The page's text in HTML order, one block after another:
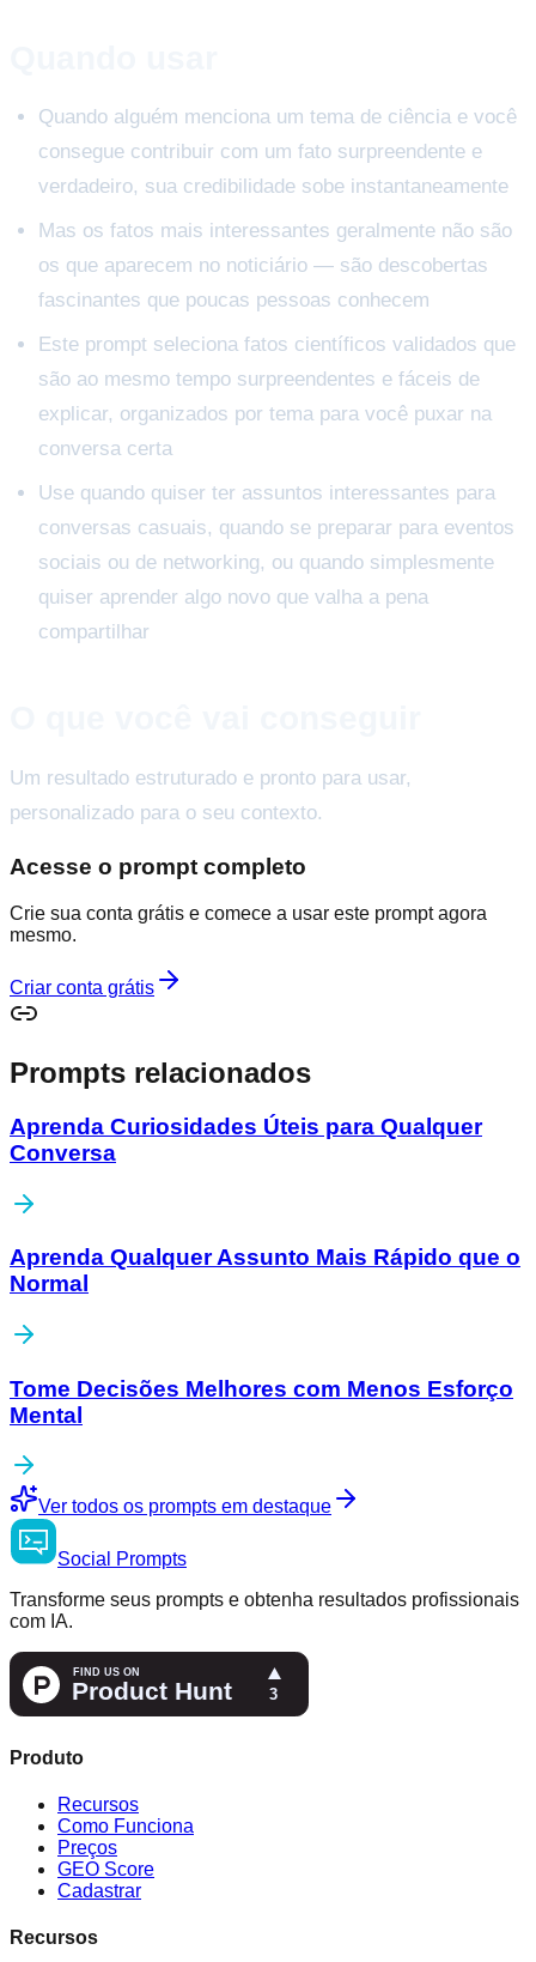
Quando alguém menciona um tema de ciência e você
consegue contribuir com um fato surpreendente e
verdadeiro, sua credibilidade sobe instantaneamente
Mas os fatos mais interessantes geralmente não são
os que aparecem no noticiário — são descobertas
fascinantes que poucas pessoas conhecem
Este prompt seleciona fatos científicos validados que
são ao mesmo tempo surpreendentes e fáceis de
explicar, organizados por tema para você puxar na
conversa certa
Use quando quiser ter assuntos interessantes para
conversas casuais, quando se preparar para eventos
sociais ou de networking, ou quando simplesmente
quiser aprender algo novo que valha a pena
compartilhar
Um resultado estruturado e pronto para usar,
personalizado para o seu contexto.
Acesse o prompt completo
Crie sua conta grátis e comece a usar este prompt agora
mesmo.
Criar conta grátis
Prompts relacionados
Aprenda Curiosidades Úteis para Qualquer
Conversa
Aprenda Qualquer Assunto Mais Rápido que o
Normal
Tome Decisões Melhores com Menos Esforço
Mental
Ver todos os prompts em destaque
Social
Prompts
Transforme seus prompts e obtenha resultados profissionais
com IA.
Produto
Recursos
Como Funciona
Preços
GEO Score
Cadastrar
Recursos